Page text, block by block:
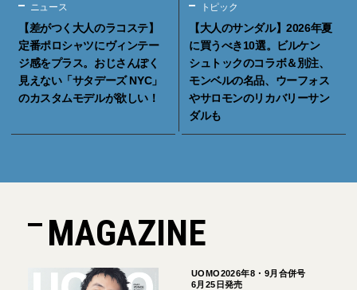
ニュース
【差がつく大人のラコステ】
定番ポロシャツにヴィンテー
ジ感をプラス。おじさんぽく
見えない「サタデーズ NYC」
のカスタムモデルが欲しい！
トピック
【大人のサンダル】2026年夏
に買うべき10選。ビルケン
シュトックのコラボ＆別注、
モンベルの名品、ウーフォス
やサロモンのリカバリーサン
ダルも
MAGAZINE
UOMO2026年8・9月合併号
6月25日発売